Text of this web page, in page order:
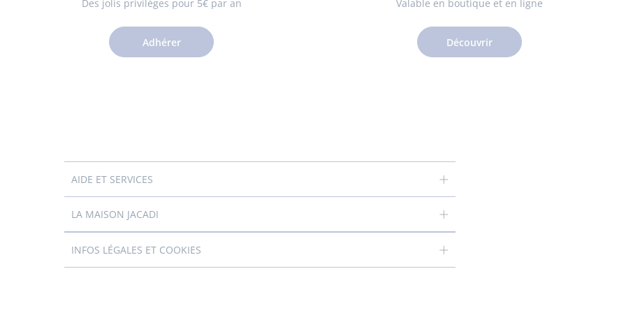
Des jolis privilèges pour 5€ par an
Adhérer
Valable en boutique et en ligne
Découvrir
AIDE ET SERVICES
LA MAISON JACADI
INFOS LÉGALES ET COOKIES